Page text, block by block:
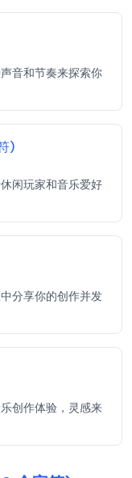
音和节奏来探索你
)
闲玩家和音乐爱好
分享你的创作并发
创作体验，灵感来